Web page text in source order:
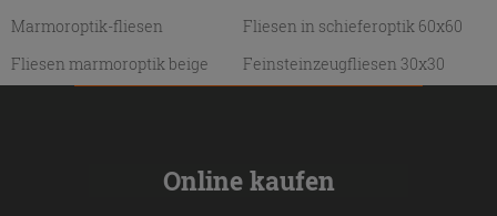
Marmoroptik-fliesen
Fliesen in schieferoptik 60x60
Fliesen marmoroptik beige
Feinsteinzeugfliesen 30x30
Online kaufen